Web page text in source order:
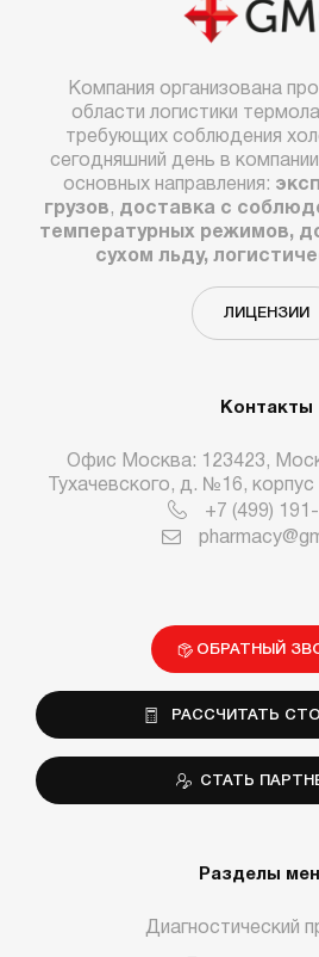
Компания организована
области логистики
требующих соблюдения
сегодняшний день в
основных направления:
грузов, доставка с
температурных режимов,
сухом льду,
ЛИЦЕНЗИИ
Контакты
Офис Москва: 123423,
Тухачевского, д. №16,
+7 (499)
ОБРАТНЫЙ
РАССЧИТАТЬ
СТАТЬ
Разделы
Диагностический